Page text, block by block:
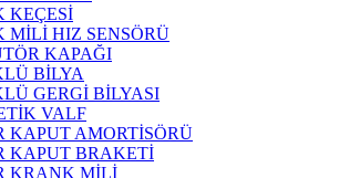
KEÇESİ
MİLİ HIZ SENSÖRÜ
KAPAĞI
BİLYA
GERGİ BİLYASI
VALF
KAPUT AMORTİSÖRÜ
KAPUT BRAKETİ
KRANK MİLİ